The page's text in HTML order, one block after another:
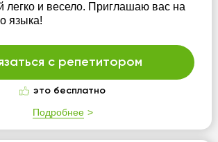
легко и весело. Приглашаю вас на
языка!
с репетитором
это бесплатно
Подробнее